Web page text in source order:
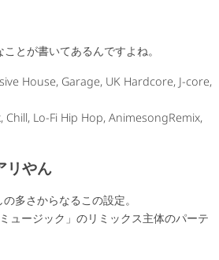
とが書いてあるんですよね。
House, Garage, UK Hardcore, J-core,
Chill, Lo-Fi Hip Hop, AnimesongRemix,
リやん
多さからなるこの設定。
ュージック」のリミックス主体のパーテ